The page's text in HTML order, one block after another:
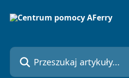
Przeszukaj artykuły...